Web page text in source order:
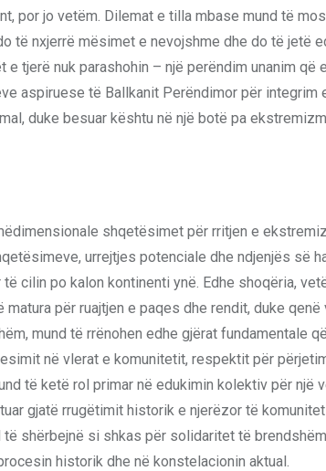
por jo vetëm. Dilemat e tilla mbase mund të
të nxjerrë mësimet e nevojshme dhe do të jetë
tjerë nuk parashohin – një perëndim unanim që
aspiruese të Ballkanit Perëndimor për integrim
duke besuar kështu në një botë pa
shqetësimet për rritjen e
urrejtjes potenciale dhe ndjenjës së
cilin po kalon kontinenti ynë. Edhe shoqëria,
për ruajtjen e paqes dhe rendit, duke qenë
mund të rrënohen edhe gjërat fundamentale
në vlerat e komunitetit, respektit për
të ketë rol primar në edukimin kolektiv për një
gjatë rrugëtimit historik e njerëzor të
shërbejnë si shkas për solidaritet të
historik dhe në konstelacionin aktual.